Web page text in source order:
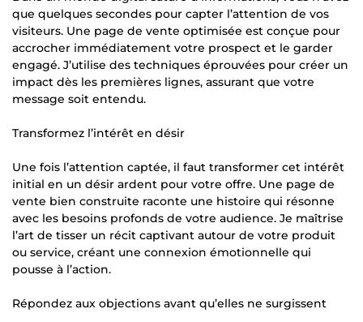
que quelques secondes pour capter l’attention de vos
visiteurs. Une page de vente optimisée est conçue pour
accrocher immédiatement votre prospect et le garder
engagé. J’utilise des techniques éprouvées pour créer un
impact dès les premières lignes, assurant que votre
message soit entendu.
Transformez l’intérêt en désir
Une fois l’attention captée, il faut transformer cet intérêt
initial en un désir ardent pour votre offre. Une page de
vente bien construite raconte une histoire qui résonne
avec les besoins profonds de votre audience. Je maîtrise
l’art de tisser un récit captivant autour de votre produit
ou service, créant une connexion émotionnelle qui
pousse à l’action.
Répondez aux objections avant qu’elles ne surgissent